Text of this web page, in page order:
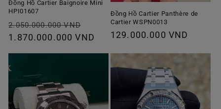
Đồng Hồ Cartier Baignoire Mini
HPI01607
Giá
thông
2.050.000.000 VND
ưu
1.870.000.000 VND
Đồng Hồ Cartier Panthère de
Cartier WSPN0013
Giá
thường
129.000.000 VND